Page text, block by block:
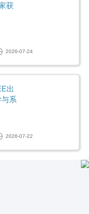
获
2026-07-24
出
与系
2026-07-22